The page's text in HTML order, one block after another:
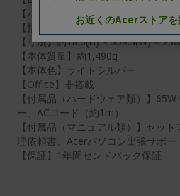
【バッテリー駆動時間】約8時間
【指紋認証】非搭載
【寸法】約18.6(H) × 359.3(W) ×
【本体質量】約1,490g
【本体色】ライトシルバー
【Office】非搭載
【付属品（ハードウェア類）】
ー、ACコード（約1m）
【付属品（マニュアル類）】セッ
理依頼書、Acerパソコン出張サポー
【保証】1年間センドバック保証
お近くのAcerストアを